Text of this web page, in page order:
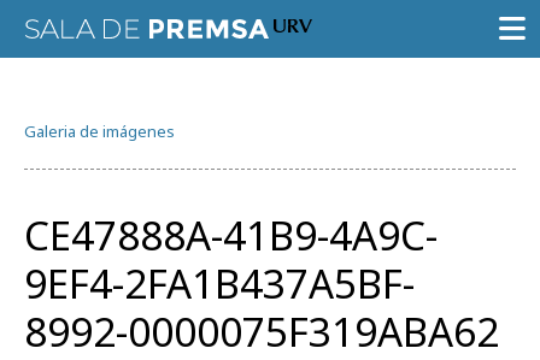
GALERÍA DE IMÁGENES
AGENDA URV
Galeria de imágenes
CE47888A-41B9-4A9C-
9EF4-2FA1B437A5BF-
8992-0000075F319ABA62